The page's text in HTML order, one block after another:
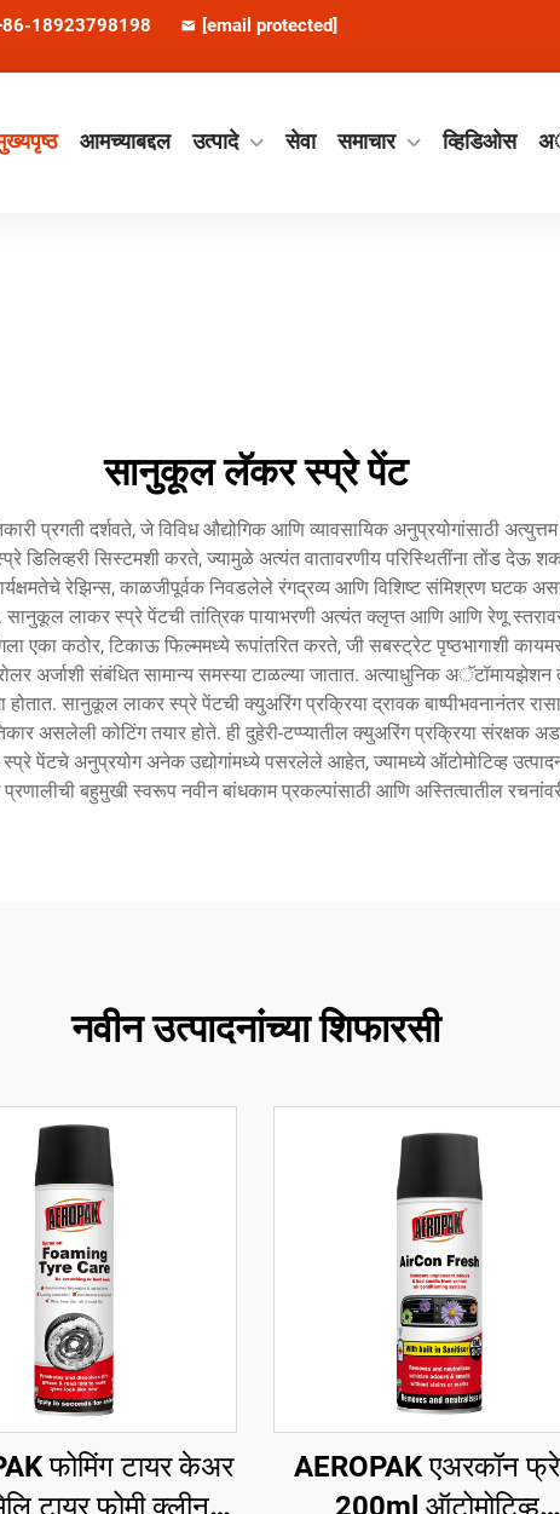
18923798198 [email protected]
आमच्याबद्दल उत्पादे सेवा समाचार व्हिडिओस
सानुकूल लॅकर स्प्रे पेंट
प्रगती दर्शवते, जे विविध औद्योगिक आणि व्यावसायिक अनुप्रयोगांसाठी
डिलिव्हरी सिस्टमशी करते, ज्यामुळे अत्यंत वातावरणीय परिस्थितींना तोंड देऊ
रेझिन्स, काळजीपूर्वक निवडलेले रंगद्रव्य आणि विशिष्ट संमिश्रण घटक
सानुकूल लाकर स्प्रे पेंटची तांत्रिक पायाभरणी अत्यंत क्लृप्त आणि आणि रेणू
एका कठोर, टिकाऊ फिल्ममध्ये रूपांतरित करते, जी सबस्ट्रेट पृष्ठभागाशी
अर्जाशी संबंधित सामान्य समस्या टाळल्या जातात. अत्याधुनिक
होतात. सानुकूल लाकर स्प्रे पेंटची क्युअरिंग प्रक्रिया द्रावक बाष्पीभवनानंतर
असलेली कोटिंग तयार होते. ही दुहेरी-टप्प्यातील क्युअरिंग प्रक्रिया संरक्षक
स्प्रे पेंटचे अनुप्रयोग अनेक उद्योगांमध्ये पसरलेले आहेत, ज्यामध्ये ऑटोमोटिव्ह
बहुमुखी स्वरूप नवीन बांधकाम प्रकल्पांसाठी आणि अस्तित्वातील
नवीन उत्पादनांच्या शिफारसी
फोमिंग टायर केअर
टायर फोमी क्लीनर
AEROPAK एअरकॉन
200ml ऑटोमोटिव्ह